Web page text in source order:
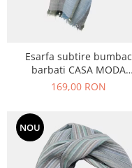
Esarfa subtire bumbac
barbati CASA MODA
galben/bleu dungi
169,00 RON
NOU